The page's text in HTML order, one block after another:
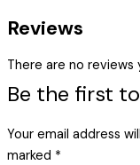
Reviews
There are no reviews
Be the first to
Your email address
marked *